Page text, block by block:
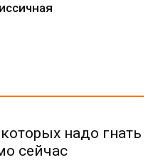
надо гнать
сейчас